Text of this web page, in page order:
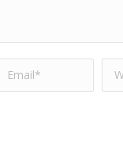
Email *